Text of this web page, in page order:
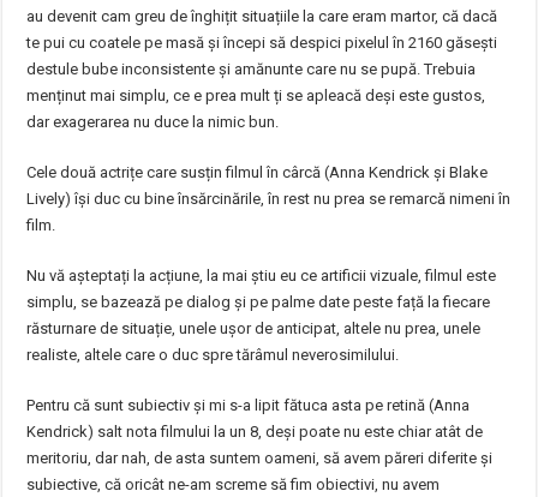
au devenit cam greu de înghițit situațiile la care eram martor, că dacă
te pui cu coatele pe masă și începi să despici pixelul în 2160 găsești
destule bube inconsistente și amănunte care nu se pupă. Trebuia
menținut mai simplu, ce e prea mult ți se apleacă deși este gustos,
dar exagerarea nu duce la nimic bun.
Cele două actrițe care susțin filmul în cârcă (Anna Kendrick și Blake
Lively) își duc cu bine însărcinările, în rest nu prea se remarcă nimeni în
film.
Nu vă așteptați la acțiune, la mai știu eu ce artificii vizuale, filmul este
simplu, se bazează pe dialog și pe palme date peste față la fiecare
răsturnare de situație, unele ușor de anticipat, altele nu prea, unele
realiste, altele care o duc spre tărâmul neverosimilului.
Pentru că sunt subiectiv și mi s-a lipit fătuca asta pe retină (Anna
Kendrick) salt nota filmului la un 8, deși poate nu este chiar atât de
meritoriu, dar nah, de asta suntem oameni, să avem păreri diferite și
subiective, că oricât ne-am screme să fim obiectivi, nu avem